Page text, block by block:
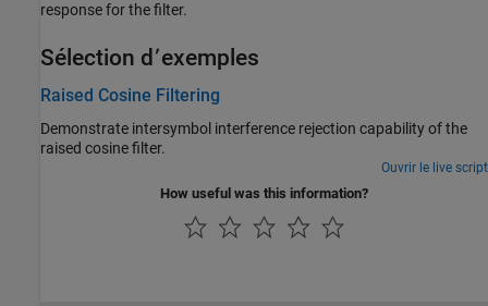
response for the filter.
Sélection d՚exemples
Raised Cosine Filtering
Demonstrate intersymbol interference rejection capability of the
raised cosine filter.
Ouvrir le live script
How useful was this information?